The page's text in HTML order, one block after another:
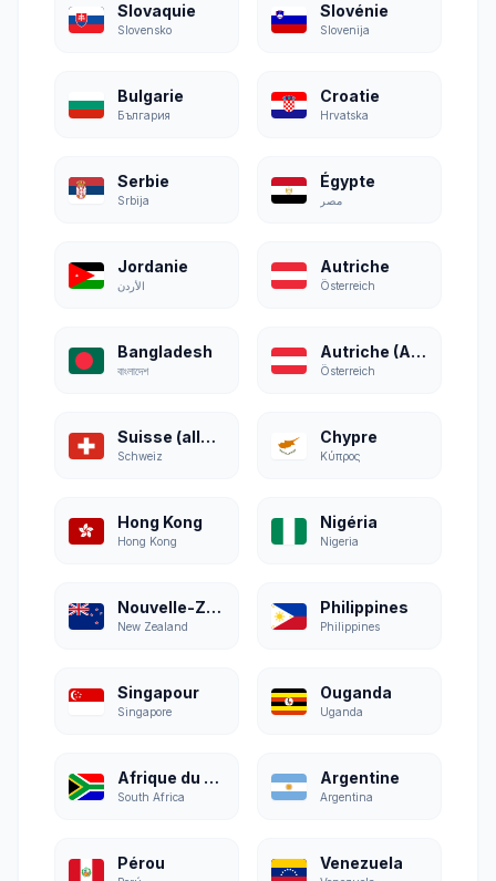
Slovaquie
Slovensko
Slovénie
Slovenija
Bulgarie
България
Croatie
Hrvatska
Serbie
Srbija
Égypte
مصر
Jordanie
الأردن
Autriche
Österreich
Bangladesh
বাংলাদেশ
Autriche (Allemand)
Österreich
Suisse (allemand)
Schweiz
Chypre
Κύπρος
Hong Kong
Hong Kong
Nigéria
Nigeria
Nouvelle-Zélande
New Zealand
Philippines
Philippines
Singapour
Singapore
Ouganda
Uganda
Afrique du Sud
South Africa
Argentine
Argentina
Pérou Venezuela